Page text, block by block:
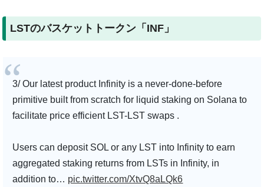
LSTのバスケットトークン「INF」
3/ Our latest product Infinity is a never-done-before
primitive built from scratch for liquid staking on Solana to
facilitate price efficient LST-LST swaps .
Users can deposit SOL or any LST into Infinity to earn
aggregated staking returns from LSTs in Infinity, in
addition to… pic.twitter.com/XtvQ8aLQk6